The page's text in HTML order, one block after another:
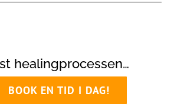
healingprocessen…
BOOK EN TID I DAG!